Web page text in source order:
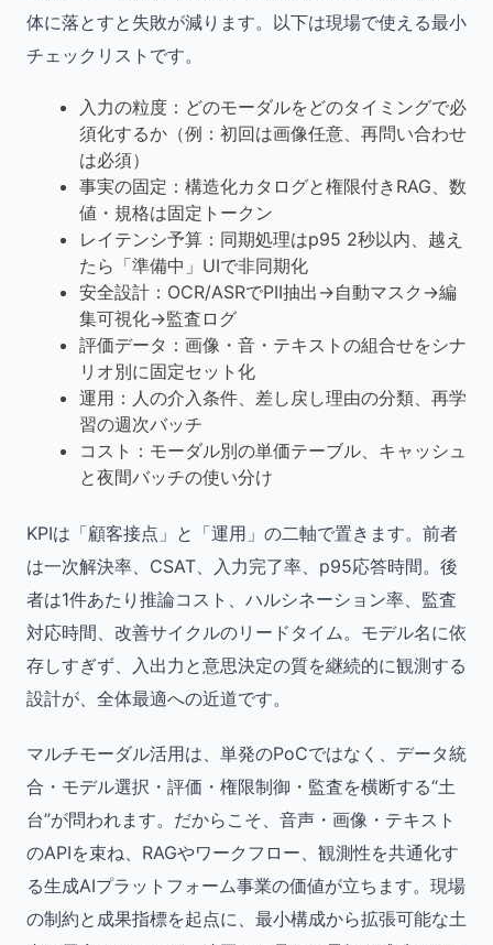
体に落とすと失敗が減ります。以下は現場で使える最小
チェックリストです。
入力の粒度：どのモーダルをどのタイミングで必
須化するか（例：初回は画像任意、再問い合わせ
は必須）
事実の固定：構造化カタログと権限付きRAG、数
値・規格は固定トークン
レイテンシ予算：同期処理はp95 2秒以内、越え
たら「準備中」UIで非同期化
安全設計：OCR/ASRでPII抽出→自動マスク→編
集可視化→監査ログ
評価データ：画像・音・テキストの組合せをシナ
リオ別に固定セット化
運用：人の介入条件、差し戻し理由の分類、再学
習の週次バッチ
コスト：モーダル別の単価テーブル、キャッシュ
と夜間バッチの使い分け
KPIは「顧客接点」と「運用」の二軸で置きます。前者
は一次解決率、CSAT、入力完了率、p95応答時間。後
者は1件あたり推論コスト、ハルシネーション率、監査
対応時間、改善サイクルのリードタイム。モデル名に依
存しすぎず、入出力と意思決定の質を継続的に観測する
設計が、全体最適への近道です。
マルチモーダル活用は、単発のPoCではなく、データ統
合・モデル選択・評価・権限制御・監査を横断する“土
台”が問われます。だからこそ、音声・画像・テキスト
のAPIを束ね、RAGやワークフロー、観測性を共通化す
る生成AIプラットフォーム事業の価値が立ちます。現場
の制約と成果指標を起点に、最小構成から拡張可能な土